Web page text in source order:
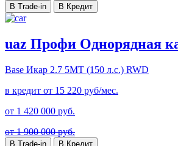
В Trade-in В Кредит
uaz Профи Однорядная
Base Икар 2.7 5MT (150 л.с.) RWD
в кредит от 15 220 руб/мес.
от 1 420 000 руб.
от 1 900 000 руб.
В Trade-in В Кредит